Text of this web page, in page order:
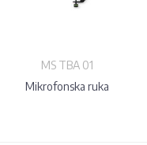
MS TBA 01
Mikrofonska ruka